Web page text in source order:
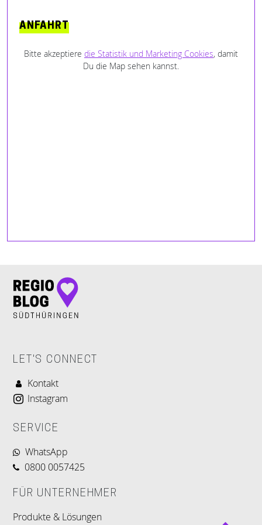
ANFAHRT
Bitte akzeptiere die Statistik und Marketing Cookies, damit
Du die Map sehen kannst.
LET'S CONNECT
Kontakt
Instagram
SERVICE
WhatsApp
0800 0057425
FÜR UNTERNEHMER
Produkte & Lösungen